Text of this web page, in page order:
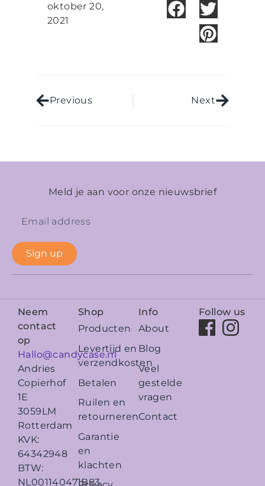
oktober 20,
2021
Previous Next
Meld je aan voor onze nieuwsbrief
Sign up
Neem
contact
op
Hallo@candycase.nl
Andries
Copierhof
1E
3059LM
Rotterdam
KVK:
64342948
BTW:
NL001140471B83
Shop
Producten
Levertijd en
verzendkosten
Betalen
Ruilen en
retourneren
Garantie
en
klachten
Info
About
Blog
Veel
gestelde
vragen
Contact
Follow us